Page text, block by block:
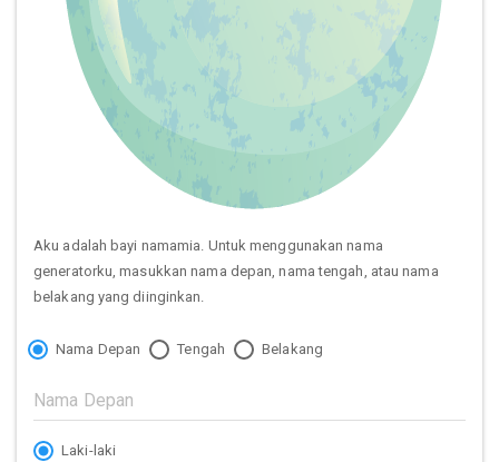
Aku adalah bayi namamia. Untuk menggunakan nama
generatorku, masukkan nama depan, nama tengah, atau nama
belakang yang diinginkan.
Nama Depan Tengah Belakang
Laki-laki